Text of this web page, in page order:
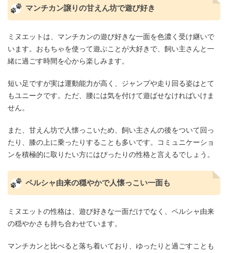
マンチカン譲りの甘えん坊で遊び好き
ミヌエットは、マンチカンの遊び好きな一面を色濃く受け継いで
います。おもちゃを使って遊ぶことが大好きで、飼い主さんと一
緒に過ごす時間を心から楽しみます。
短い足ですが実は運動能力が高く、ジャンプや走り回る姿はとて
もユニークです。ただ、腰には気を付けて遊ばせなければいけま
せん。
また、甘えん坊で人懐っこいため、飼い主さんの後をついて回っ
たり、膝の上に乗ったりすることも多いです。コミュニケーショ
ンを積極的に取りたい方にはぴったりの性格と言えるでしょう。
ペルシャ由来の穏やかで人懐っこい一面も
ミヌエットの性格は、遊び好きな一面だけでなく、ペルシャ由来
の穏やかさも持ち合わせています。
マンチカンと比べると落ち着いており、ゆったりと過ごすことも